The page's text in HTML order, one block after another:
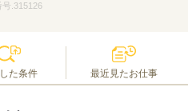
号.315126
た条件 最近見たお仕事